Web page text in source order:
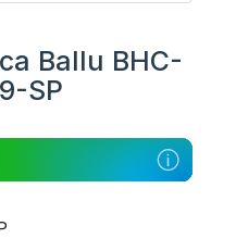
Ballu BHC-
SP